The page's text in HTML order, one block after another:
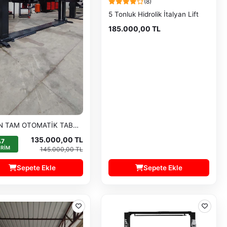
4 TON TAM OTOMATİK TABAN ŞASELİ HİDROLİK LİFT
135.000,00 TL
145.000,00 TL
Sepete Ekle
5 Tonluk Hidrolik İtalyan Lift
185.000,00 TL
Sepete Ekle